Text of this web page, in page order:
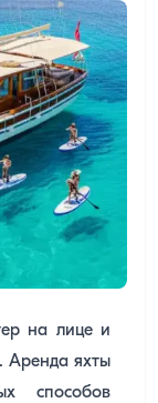
на лице и
Аренда яхты
способов